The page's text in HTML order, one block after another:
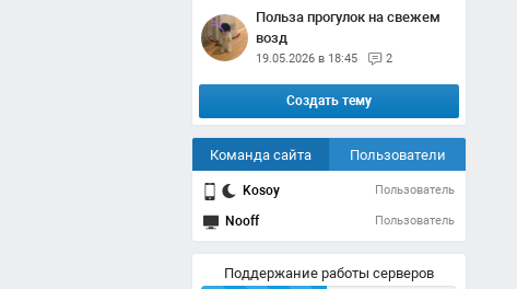
Польза прогулок на свежем
возд
19.05.2026 в 18:45 2
Создать тему
Команда сайта Пользователи
Kosoy Пользователь
Nooff Пользователь
Поддержание работы серверов